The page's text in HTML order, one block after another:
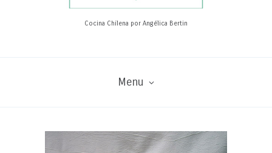
Cocina Chilena por Angélica Bertin
Menu